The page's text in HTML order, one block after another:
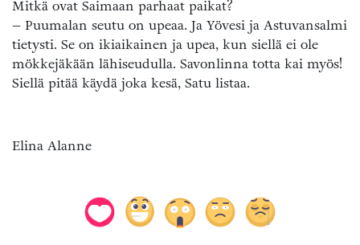
Mitkä ovat Saimaan parhaat paikat?
– Puumalan seutu on upeaa. Ja Yövesi ja Astuvansalmi
tietysti. Se on ikiaikainen ja upea, kun siellä ei ole
mökkejäkään lähiseudulla. Savonlinna totta kai myös!
Siellä pitää käydä joka kesä, Satu listaa.
Elina Alanne